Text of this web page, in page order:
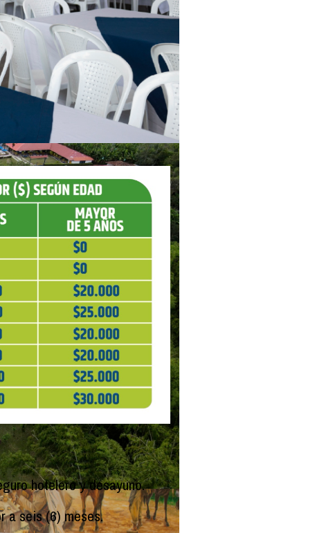
hotelero y desayuno.
a seis (6) meses.